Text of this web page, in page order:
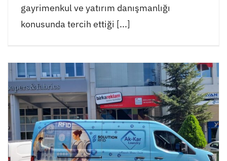
gayrimenkul ve yatırım danışmanlığı
konusunda tercih ettiği [...]